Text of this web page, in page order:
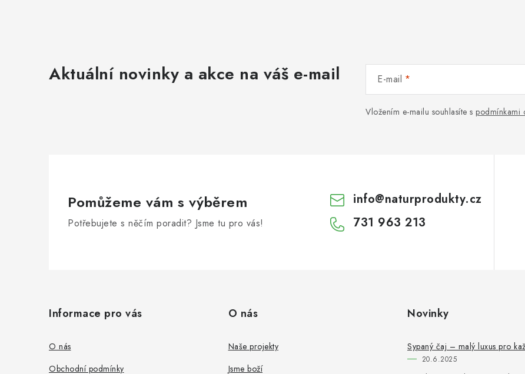
Aktuální novinky a akce na váš e-mail E-mail
Vložením e-mailu souhlasíte s podmínkami
Pomůžeme vám s výběrem
Potřebujete s něčím poradit? Jsme tu pro vás!
info@naturprodukty.cz
731 963 213
Informace pro vás
O nás
Obchodní podmínky
O nás
Naše projekty
Jsme boží
Novinky
Sypaný čaj – malý luxus pro
20.6.2025